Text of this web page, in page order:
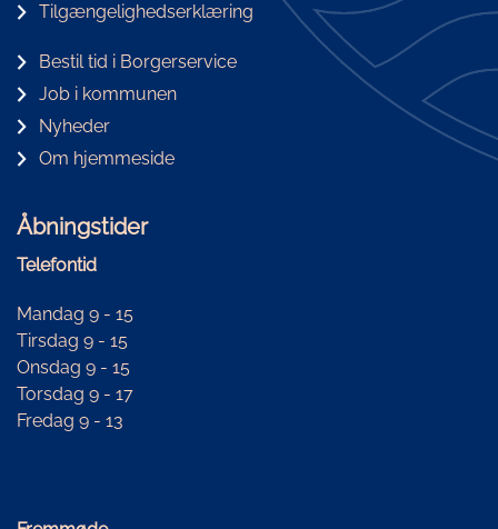
Tilgængelighedserklæring
Bestil tid i Borgerservice
Job i kommunen
Nyheder
Om hjemmeside
Åbningstider
Telefontid
Mandag 9 - 15
Tirsdag 9 - 15
Onsdag 9 - 15
Torsdag 9 - 17
Fredag 9 - 13